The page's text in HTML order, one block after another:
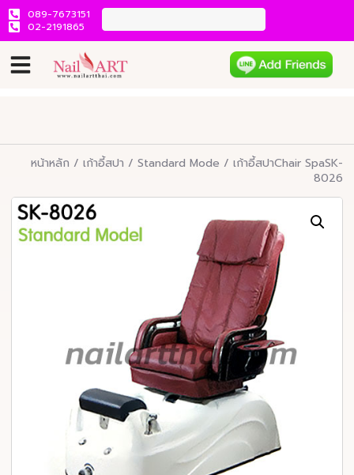
089-7673151
02-2191865
หน้าหลัก / เก้าอี้สปา / Standard Mode / เก้าอี้สปาChair SpaSK-
8026